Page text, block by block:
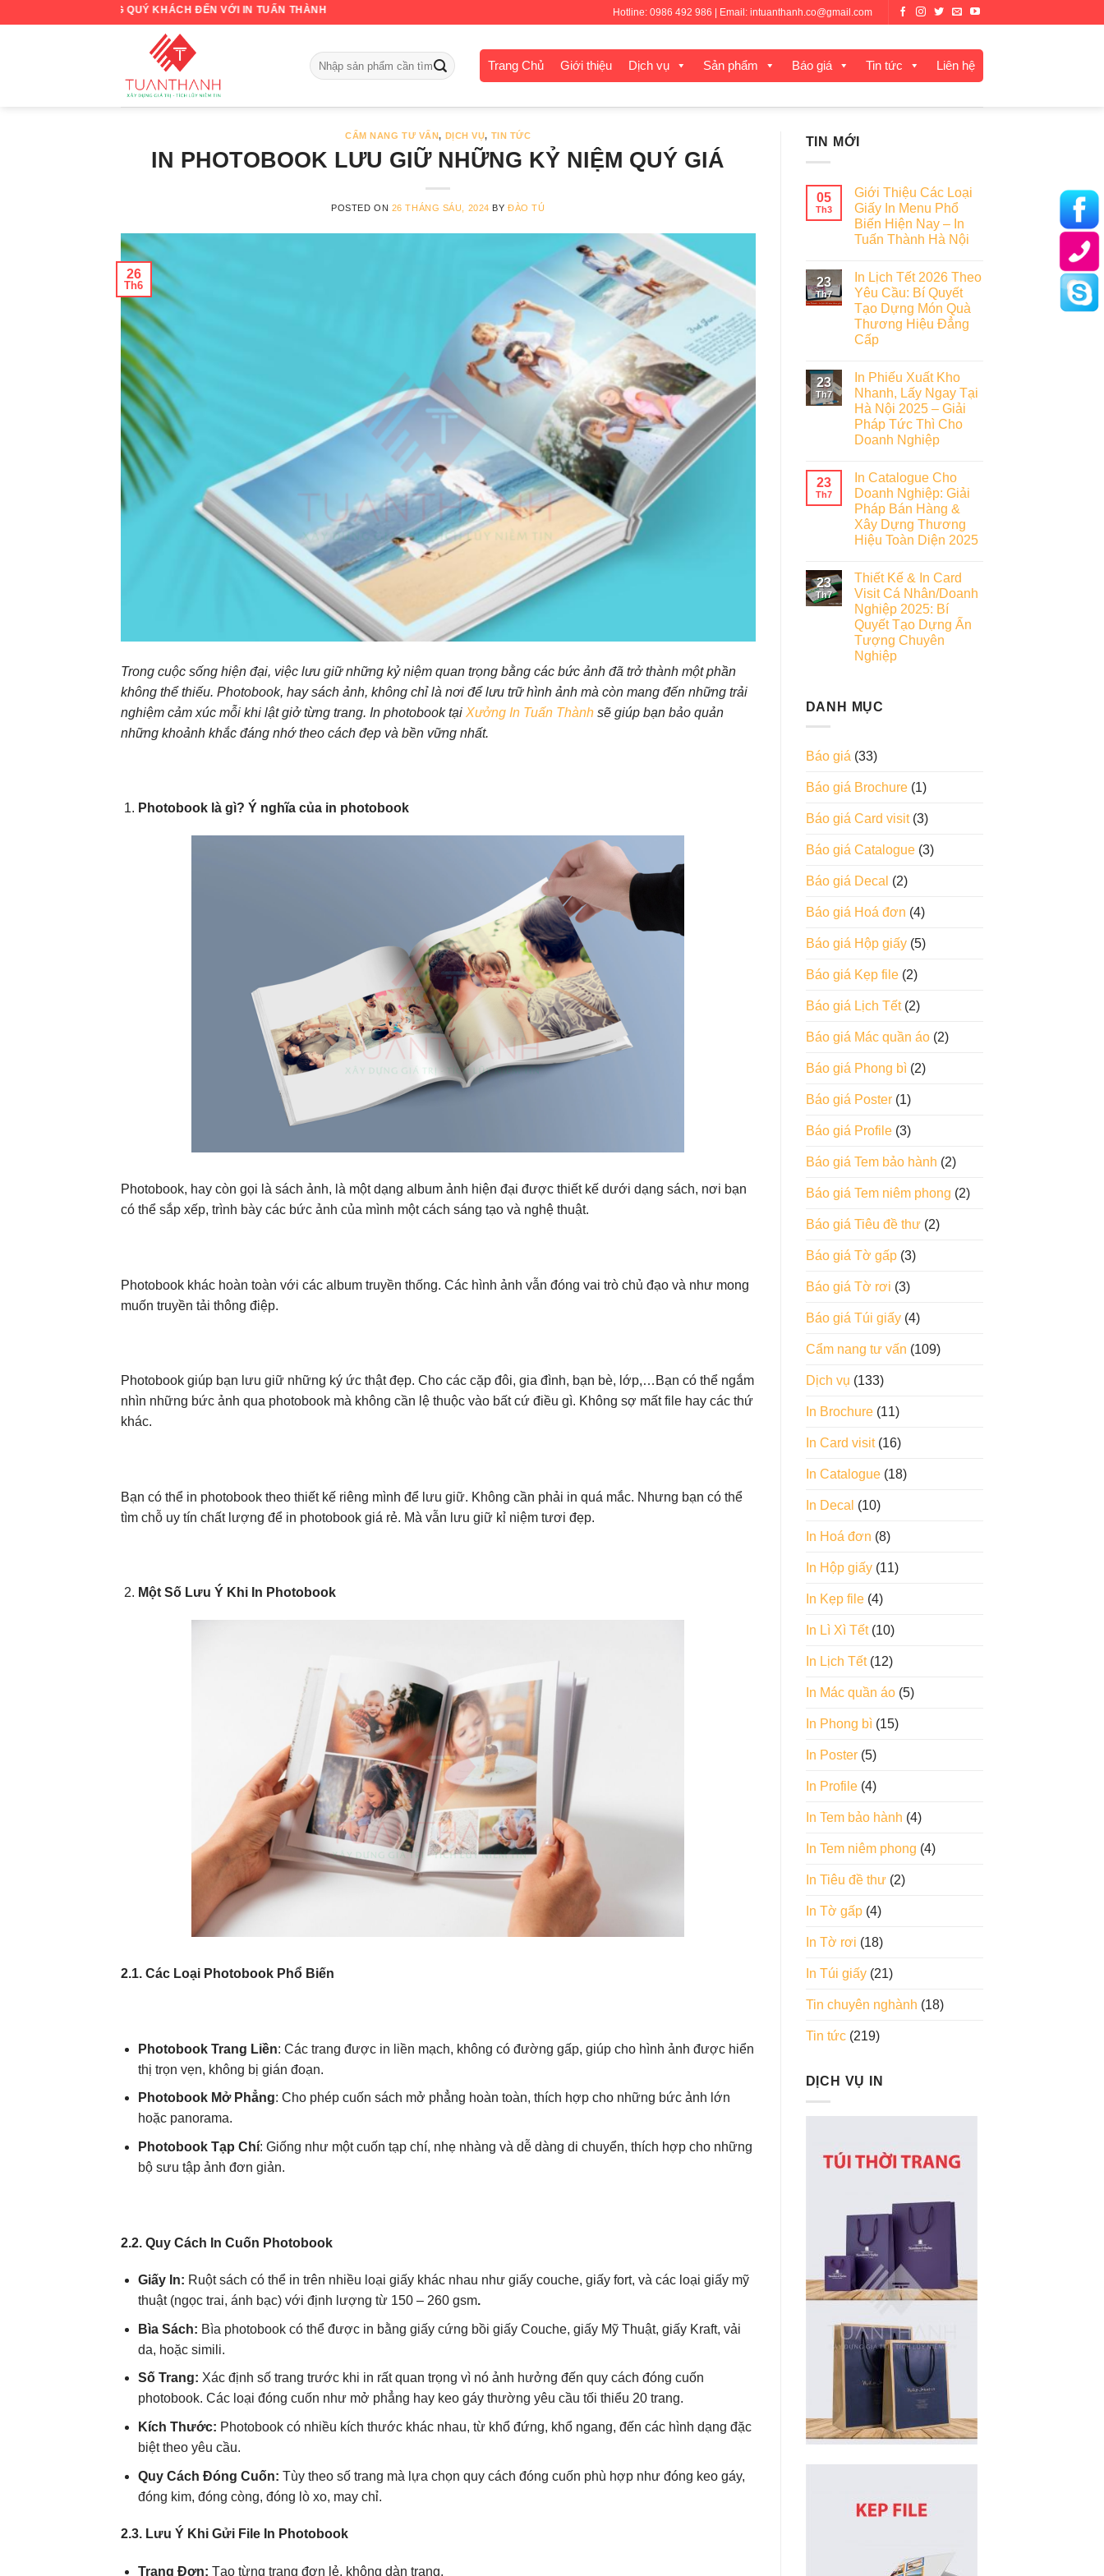
MỪNG QUÝ KHÁCH ĐẾN VỚI IN TUẤN THÀNH Hotline: 0986 492 986 | Email: intuanthanh.co@gmail.com
Trang Chủ Giới thiệu Dịch vụ Sản phẩm Báo giá Tin tức Liên hệ
CẨM NANG TƯ VẤN, DỊCH VỤ, TIN TỨC
IN PHOTOBOOK LƯU GIỮ NHỮNG KỶ NIỆM QUÝ GIÁ
POSTED ON 26 THÁNG SÁU, 2024 BYĐÀO TÚ
26
Th6
Trong cuộc sống hiện đại, việc lưu giữ những kỷ niệm quan trọng bằng các bức ảnh đã trở thành một phần
không thể thiếu. Photobook, hay sách ảnh, không chỉ là nơi để lưu trữ hình ảnh mà còn mang đến những trải
nghiệm cảm xúc mỗi khi lật giở từng trang. In photobook tại Xưởng In Tuấn Thành sẽ giúp bạn bảo quản
những khoảnh khắc đáng nhớ theo cách đẹp và bền vững nhất.
Photobook là gì? Ý nghĩa của in photobook
Photobook, hay còn gọi là sách ảnh, là một dạng album ảnh hiện đại được thiết kế dưới dạng sách, nơi bạn
có thể sắp xếp, trình bày các bức ảnh của mình một cách sáng tạo và nghệ thuật.
Photobook khác hoàn toàn với các album truyền thống. Các hình ảnh vẫn đóng vai trò chủ đạo và như mong
muốn truyền tải thông điệp.
Photobook giúp bạn lưu giữ những ký ức thật đẹp. Cho các cặp đôi, gia đình, bạn bè, lớp,…Bạn có thể ngắm
nhìn những bức ảnh qua photobook mà không cần lệ thuộc vào bất cứ điều gì. Không sợ mất file hay các thứ
khác.
Bạn có thể in photobook theo thiết kế riêng mình để lưu giữ. Không cần phải in quá mắc. Nhưng bạn có thể
tìm chỗ uy tín chất lượng để in photobook giá rẻ. Mà vẫn lưu giữ kỉ niệm tươi đẹp.
Một Số Lưu Ý Khi In Photobook
2.1. Các Loại Photobook Phổ Biến
Photobook Trang Liền: Các trang được in liền mạch, không có đường gấp, giúp cho hình ảnh được hiển
thị trọn vẹn, không bị gián đoạn.
Photobook Mở Phẳng: Cho phép cuốn sách mở phẳng hoàn toàn, thích hợp cho những bức ảnh lớn
hoặc panorama.
Photobook Tạp Chí: Giống như một cuốn tạp chí, nhẹ nhàng và dễ dàng di chuyển, thích hợp cho những
bộ sưu tập ảnh đơn giản.
2.2. Quy Cách In Cuốn Photobook
Giấy In: Ruột sách có thể in trên nhiều loại giấy khác nhau như giấy couche, giấy fort, và các loại giấy mỹ
thuật (ngọc trai, ánh bạc) với định lượng từ 150 – 260 gsm.
Bìa Sách: Bìa photobook có thể được in bằng giấy cứng bồi giấy Couche, giấy Mỹ Thuật, giấy Kraft, vải
da, hoặc simili.
Số Trang: Xác định số trang trước khi in rất quan trọng vì nó ảnh hưởng đến quy cách đóng cuốn
photobook. Các loại đóng cuốn như mở phẳng hay keo gáy thường yêu cầu tối thiểu 20 trang.
Kích Thước: Photobook có nhiều kích thước khác nhau, từ khổ đứng, khổ ngang, đến các hình dạng đặc
biệt theo yêu cầu.
Quy Cách Đóng Cuốn: Tùy theo số trang mà lựa chọn quy cách đóng cuốn phù hợp như đóng keo gáy,
đóng kim, đóng còng, đóng lò xo, may chỉ.
2.3. Lưu Ý Khi Gửi File In Photobook
Trang Đơn: Tạo từng trang đơn lẻ, không dàn trang.
TIN MỚI
05
Th3
Giới Thiệu Các Loại
Giấy In Menu Phổ
Biến Hiện Nay – In
Tuấn Thành Hà Nội
23
Th7
In Lịch Tết 2026 Theo
Yêu Cầu: Bí Quyết
Tạo Dựng Món Quà
Thương Hiệu Đẳng
Cấp
23
Th7
In Phiếu Xuất Kho
Nhanh, Lấy Ngay Tại
Hà Nội 2025 – Giải
Pháp Tức Thì Cho
Doanh Nghiệp
23
Th7
In Catalogue Cho
Doanh Nghiệp: Giải
Pháp Bán Hàng &
Xây Dựng Thương
Hiệu Toàn Diện 2025
23
Th7
Thiết Kế & In Card
Visit Cá Nhân/Doanh
Nghiệp 2025: Bí
Quyết Tạo Dựng Ấn
Tượng Chuyên
Nghiệp
DANH MỤC
Báo giá (33)
Báo giá Brochure(1)
Báo giá Card visit(3)
Báo giá Catalogue(3)
Báo giá Decal (2)
Báo giá Hoá đơn (4)
Báo giá Hộp giấy(5)
Báo giá Kẹp file(2)
Báo giá Lịch Tết(2)
Báo giá Mác quần áo(2)
Báo giá Phong bì(2)
Báo giá Poster(1)
Báo giá Profile(3)
Báo giá Tem bảo hành (2)
Báo giá Tem niêm phong (2)
Báo giá Tiêu đề thư(2)
Báo giá Tờ gấp(3)
Báo giá Tờ rơi (3)
Báo giá Túi giấy(4)
Cẩm nang tư vấn (109)
Dịch vụ (133)
In Brochure(11)
In Card visit(16)
In Catalogue(18)
In Decal (10)
In Hoá đơn (8)
In Hộp giấy(11)
In Kẹp file(4)
In Lì Xì Tết(10)
In Lịch Tết(12)
In Mác quần áo(5)
In Phong bì(15)
In Poster(5)
In Profile(4)
In Tem bảo hành (4)
In Tem niêm phong (4)
In Tiêu đề thư(2)
In Tờ gấp(4)
In Tờ rơi (18)
In Túi giấy(21)
Tin chuyên nghành (18)
Tin tức(219)
DỊCH VỤ IN